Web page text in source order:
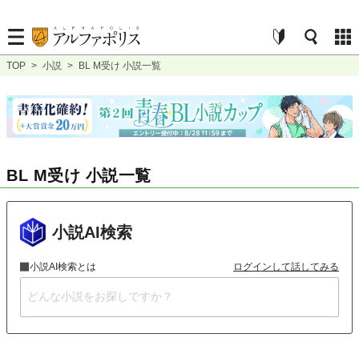
TOP > 小説 > BL M受け 小説一覧
BL M受け 小説一覧
小説AI検索
小説AI検索とは ログインして話してみる